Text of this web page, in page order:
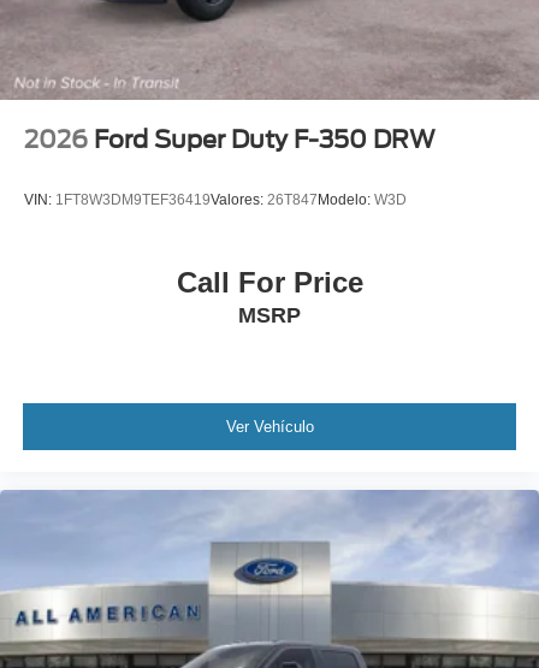
2026 Ford Super Duty F-350 DRW
VIN: 1FT8W3DM9TEF36419Valores: 26T847Modelo: W3D
Call For Price
MSRP
Ver Vehículo